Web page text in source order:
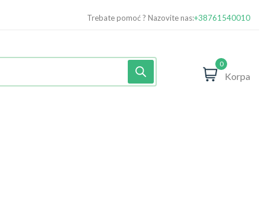
Trebate pomoć ? Nazovite nas:+38761540010
0
Korpa